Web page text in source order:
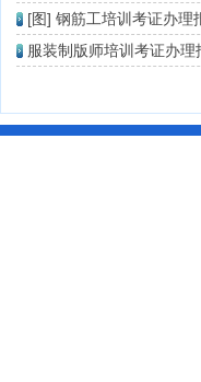
[图] 钢筋工培训考证办理
服装制版师培训考证办理